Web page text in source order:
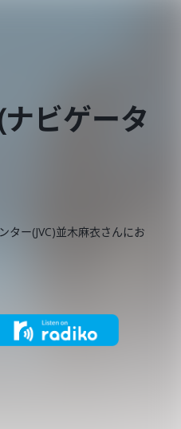
ビゲータ
ター(JVC)並木麻衣さんにお